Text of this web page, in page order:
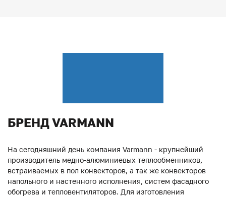
БРЕНД VARMANN
На сегодняшний день компания Varmann - крупнейший
производитель медно-алюминиевых теплообменников,
встраиваемых в пол конвекторов, а так же конвекторов
напольного и настенного исполнения, систем фасадного
обогрева и тепловентиляторов. Для изготовления